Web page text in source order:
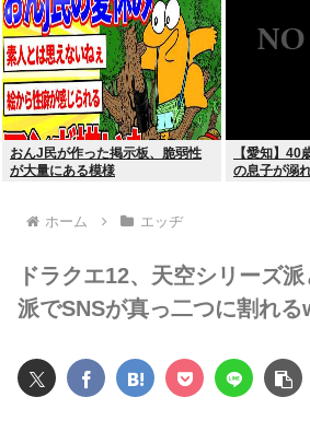
おんJ民が作った掲示板、脆弱性
が大量にある模様
【愛知】40
の息子が溺
ホーム エッヂ
ドラクエ12、天空シリーズ
派でSNSが真っ二つに割れ